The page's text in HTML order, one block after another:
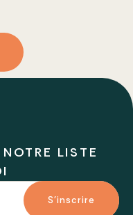
LISTE
S'inscrire